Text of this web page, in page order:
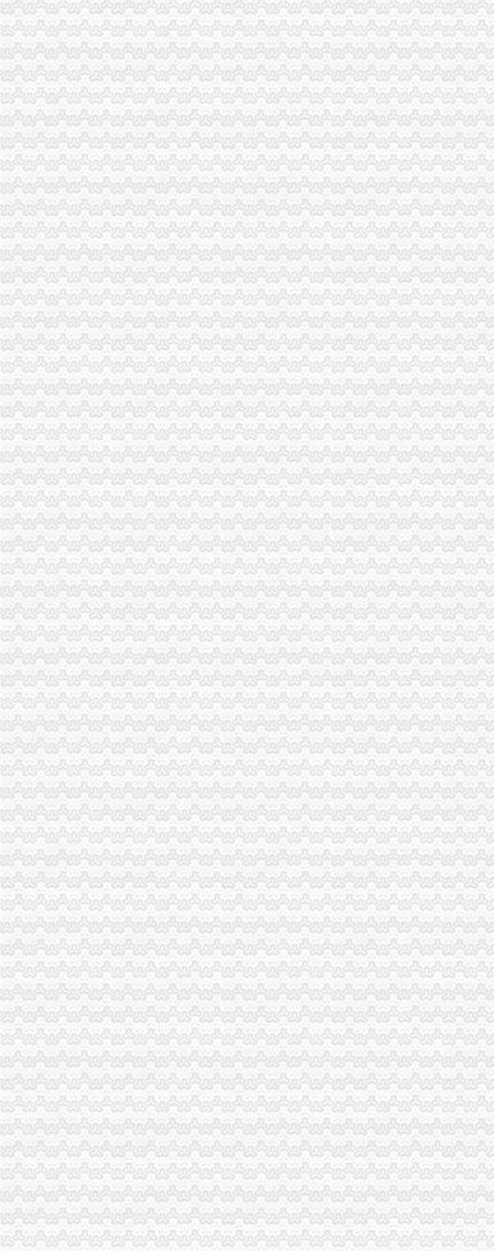
农产品增值税进项税额扣除标准应履行核定程序_税屋网——第一时间
农产品增值税进项税额扣除标准核定申请表
财税[2012]38号关于在部分行业试行农产品增值税进项税额核定扣除办
农产品增值税进项税额核定办法中的公式
农产品增值税进项税核定扣除办法解读_税屋网——第一时间递财税
小规模纳税人增值税核定低报税标准会计凭证如何处理-我公司为商
关于本市部分行业试行农产品增值税进项税额核定扣除具体实施办法的
山东省国家税务局关于部分农产品增值税进项税额实行核定扣除办法的
农产品增值税进项税额核定扣除标准的核准
关于《在部分行业试行农产品增值税进项税额核定扣除办法有关问题的
山东省国家税务局关于下达部分企业农产品增值税进项税额核定扣除标
农产品增值税进项税额核定扣除办法-爱问知识人
农产品增值税进项税额核定扣除标准的核准（吉市国税局）
农产品增值税进项税额核定扣除标准的核准（吉市国税局）
关于在部分行业试行农产品增值税进项税额核定扣除办法有关问题的公
关于《在部分行业试行农产品增值税进项税额核定扣除办法有关问题的
农产品增值税进项税额扣除标准应履行核定程序_向前冲的税收学习园
北京市国家税务局北京市财政局关于试行农产品增值税进项税额核定扣
农产品增值税进项税额核定扣除试点实施办法_互动百科
浙江省平县国家税务局关于平县增值税一般纳税人征收类别核定办
深圳市国家税务局关于公布部分行业农产品增值税进项税额核定扣除标
农产品增值税进项税额核定扣除试点实施办法_互动百科
东营市国家税务局关于调整部分增值税防伪税控系统高开票限额核定
关于在部分行业试行农产品增值税进项税额核定扣除办法的通知-搜狐
部分行业试行农产品增值税进项税额核定扣除办法-财经频道-金融界
[转载]农产品增值税进项税额扣除标准应履行核定程序_海上日出star_
广西壮族自区国家税务局关于在羽绒加工行业试行农产品增值税进项
土地增值税核定征收的要求-法律快车税法
陕西国税解读农产品增值税进项税核定扣除办法-税务频道-和讯网
税额核定制度较为广泛地应用于增值税、营业税、所得税的征收.（）-
海南省地方税务局关于调整房地产开发项目土地增值税核定征收办法的
《海南省地方税务局关于调整房地产开发项目土地增值税核定征收办法
北京市地方税务局关于土地增值税核定扣除项目金额标准有关问题的通
宁夏回族自区土地增值税核定征收管理办法（试行）-宁夏回族自
农产品增值税进项税额核定扣除办法有关问题_志趣网
关于产品增值税进项税额核定扣除办法的公告_志趣网
河北省国家税务局-信息公开-农产品增值税进项税额核定扣除标准
广西出台缫丝加工行业增值税核定扣除新政策-商品动态-生意社
国家税务总局关于在部分行业试行农产品增值税进项税额核定扣除办法
对《关于调整房地产开发项目土地增值税核定征收办法的公告》有关问
关于在部分行业试行农产品增值税进项税额核定扣除办法有关问题的公告
山东关于下达部分企业农产品增值税进项税额核定扣除标准的公告_地
昌平区地税局转发北京市地方税务局关于商品住宅土地增值税核定扣除